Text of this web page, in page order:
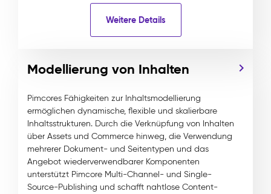
Weitere Details
Modellierung von Inhalten
Pimcores Fähigkeiten zur Inhaltsmodellierung
ermöglichen dynamische, flexible und skalierbare
Inhaltsstrukturen. Durch die Verknüpfung von Inhalten
über Assets und Commerce hinweg, die Verwendung
mehrerer Dokument- und Seitentypen und das
Angebot wiederverwendbarer Komponenten
unterstützt Pimcore Multi-Channel- und Single-
Source-Publishing und schafft nahtlose Content-